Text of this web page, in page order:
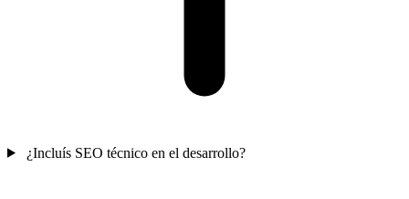
¿Incluís SEO técnico en el desarrollo?